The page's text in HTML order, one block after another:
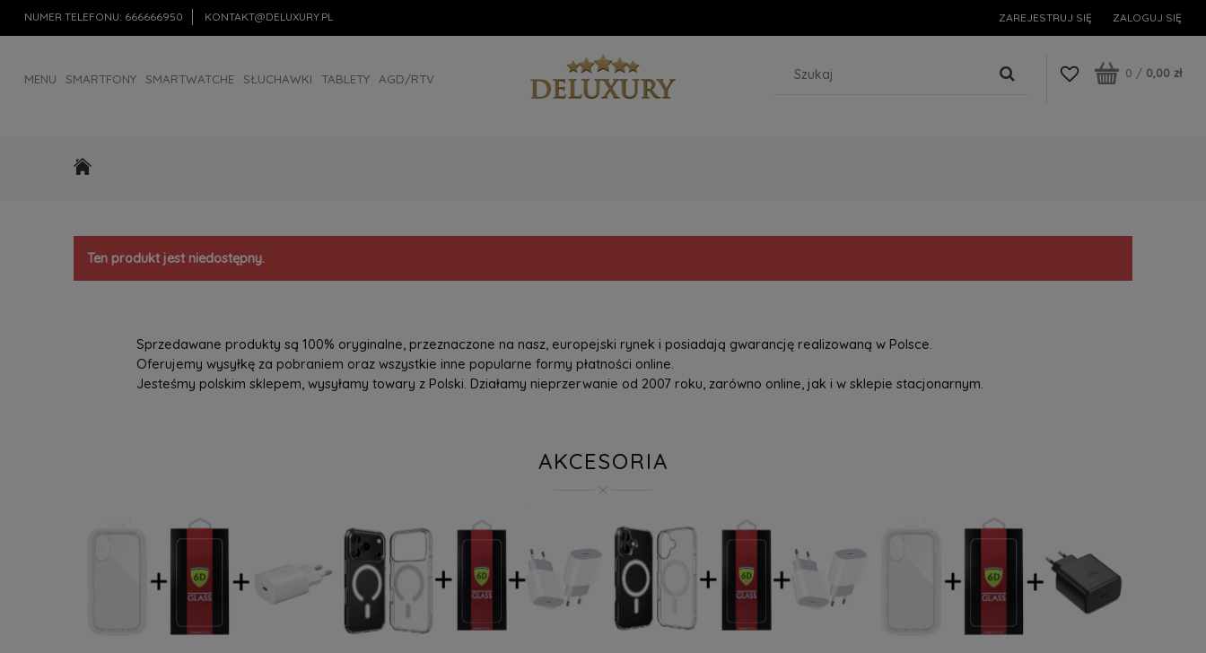
NUMER TELEFONU: 666666950 KONTAKT@DELUXURY.PL ZAREJESTRUJ SIĘ ZALOGUJ SIĘ
MENU SMARTFONY SMARTWATCHE SŁUCHAWKI TABLETY AGD/RTV 0 / 0,00 zł
Ten produkt jest niedostępny.
Sprzedawane produkty są 100% oryginalne, przeznaczone na nasz, europejski rynek i posiadają gwarancję realizowaną w Polsce.
Oferujemy wysyłkę za pobraniem oraz wszystkie inne popularne formy płatności online.
Jesteśmy polskim sklepem, wysyłamy towary z Polski. Działamy nieprzerwanie od 2007 roku, zarówno online, jak i w sklepie stacjonarnym.
AKCESORIA